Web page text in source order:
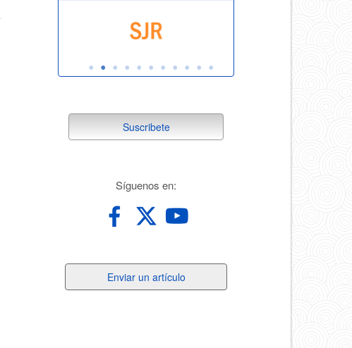
suscribete
Suscribete
Síguenos en:
un
Enviar un artículo